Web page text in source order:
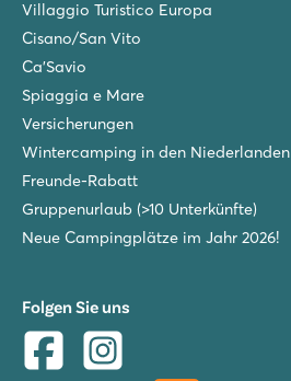
Villaggio Turistico Europa
Cisano/San Vito
Ca'Savio
Spiaggia e Mare
Versicherungen
Wintercamping in den Niederlanden
Freunde-Rabatt
Gruppenurlaub (>10 Unterkünfte)
Neue Campingplätze im Jahr 2026!
Folgen Sie uns